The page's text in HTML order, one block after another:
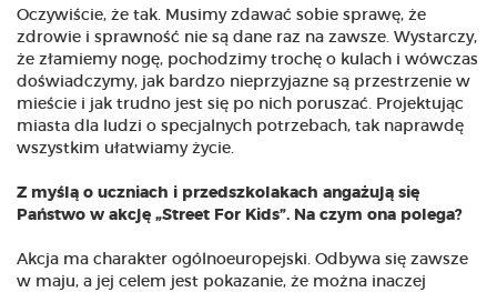
Oczywiście, że tak. Musimy zdawać sobie sprawę, że
zdrowie i sprawność nie są dane raz na zawsze. Wystarczy,
że złamiemy nogę, pochodzimy trochę o kulach i wówczas
doświadczymy, jak bardzo nieprzyjazne są przestrzenie w
mieście i jak trudno jest się po nich poruszać. Projektując
miasta dla ludzi o specjalnych potrzebach, tak naprawdę
wszystkim ułatwiamy życie.
Z myślą o uczniach i przedszkolakach angażują się
Państwo w akcję „Street For Kids”. Na czym ona polega?
Akcja ma charakter ogólnoeuropejski. Odbywa się zawsze
w maju, a jej celem jest pokazanie, że można inaczej